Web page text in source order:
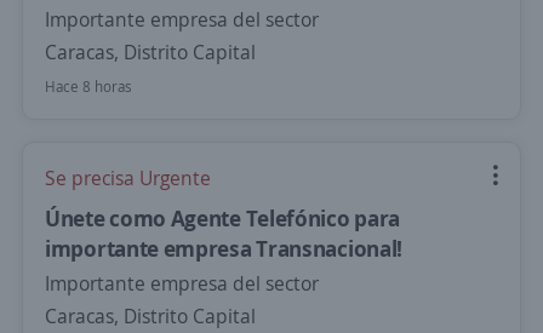
Importante empresa del sector
Caracas, Distrito Capital
Hace 8 horas
Se precisa Urgente
Únete como Agente Telefónico para
importante empresa Transnacional!
Importante empresa del sector
Caracas, Distrito Capital